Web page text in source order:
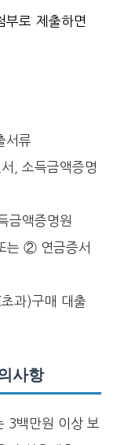
부로 제출하면
서류
, 소득금액증명
금액증명원
는 ② 연금증서
과)구매 대출
사항
3백만원 이상 보